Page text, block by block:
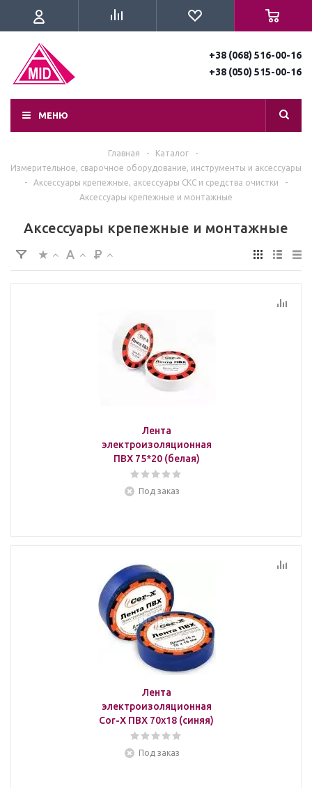
+38 (068) 516-00-16
+38 (050) 515-00-16
МЕНЮ
Главная - Каталог
-
Измерительное, сварочное оборудование, инструменты и аксессуары
-
Аксессуары крепежные, аксессуары СКС и средства очистки
-
Аксессуары крепежные и монтажные
Аксессуары крепежные и монтажные
Лента
электроизоляционная
ПВХ 75*20 (белая)
Под заказ
Лента
электроизоляционная
Cor-X ПВХ 70x18 (синяя)
Под заказ